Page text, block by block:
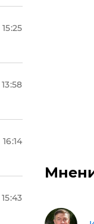
15:25
13:58
16:14
15:43